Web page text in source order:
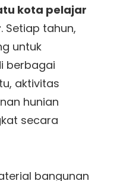
kota pelajar
. Setiap tahun,
untuk
berbagai
aktivitas
hunian
secara
bangunan